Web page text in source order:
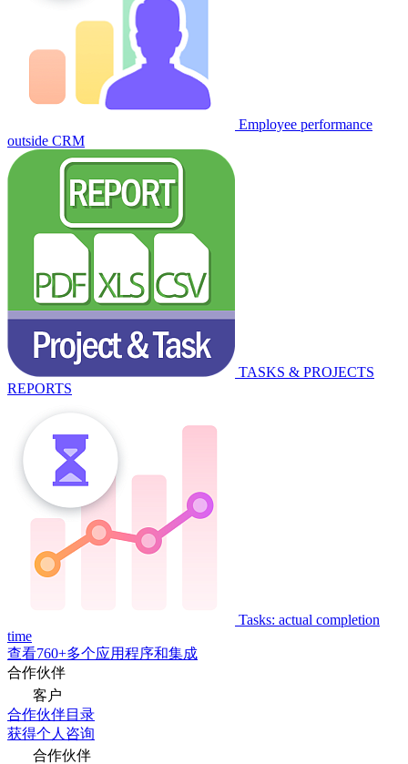
Employee performance
outside CRM
TASKS & PROJECTS
REPORTS
Tasks: actual completion
time
查看760+多个应用程序和集成
合作伙伴
客户
合作伙伴目录
获得个人咨询
合作伙伴